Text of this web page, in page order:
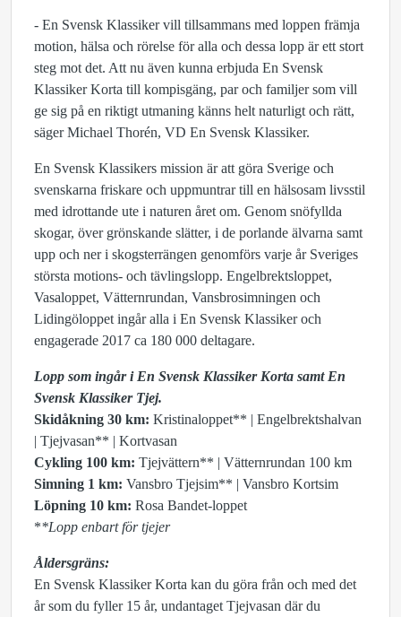
- En Svensk Klassiker vill tillsammans med loppen främja
motion, hälsa och rörelse för alla och dessa lopp är ett stort
steg mot det. Att nu även kunna erbjuda En Svensk
Klassiker Korta till kompisgäng, par och familjer som vill
ge sig på en riktigt utmaning känns helt naturligt och rätt,
säger Michael Thorén, VD En Svensk Klassiker.
En Svensk Klassikers mission är att göra Sverige och
svenskarna friskare och uppmuntrar till en hälsosam livsstil
med idrottande ute i naturen året om. Genom snöfyllda
skogar, över grönskande slätter, i de porlande älvarna samt
upp och ner i skogsterrängen genomförs varje år Sveriges
största motions- och tävlingslopp. Engelbrektsloppet,
Vasaloppet, Vätternrundan, Vansbrosimningen och
Lidingöloppet ingår alla i En Svensk Klassiker och
engagerade 2017 ca 180 000 deltagare.
Lopp som ingår i En Svensk Klassiker Korta samt En
Svensk Klassiker Tjej.
Skidåkning 30 km: Kristinaloppet** | Engelbrektshalvan
| Tjejvasan** | Kortvasan
Cykling 100 km: Tjejvättern** | Vätternrundan 100 km
Simning 1 km: Vansbro Tjejsim** | Vansbro Kortsim
Löpning 10 km: Rosa Bandet-loppet
**Lopp enbart för tjejer
Åldersgräns:
En Svensk Klassiker Korta kan du göra från och med det
år som du fyller 15 år, undantaget Tjejvasan där du